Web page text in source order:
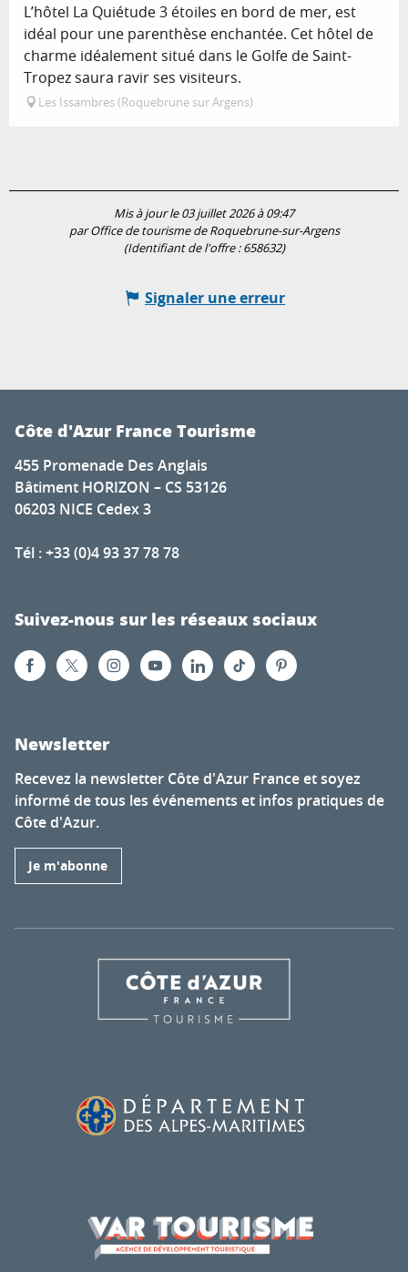
L’hôtel La Quiétude 3 étoiles en bord de mer, est
idéal pour une parenthèse enchantée. Cet hôtel de
charme idéalement situé dans le Golfe de Saint-
Tropez saura ravir ses visiteurs.
Les Issambres (Roquebrune sur Argens)
Mis à jour le 03 juillet 2026 à 09:47
par Office de tourisme de Roquebrune-sur-Argens
(Identifiant de l'offre :658632)
Signaler une erreur
Côte d'Azur France Tourisme
455 Promenade Des Anglais
Bâtiment HORIZON – CS 53126
06203 NICE Cedex 3
Tél : +33 (0)4 93 37 78 78
Suivez-nous sur les réseaux sociaux
Newsletter
Recevez la newsletter Côte d'Azur France et soyez
informé de tous les événements et infos pratiques de
Côte d'Azur.
Je m'abonne